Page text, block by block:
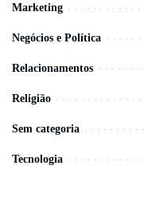
Marketing
Negócios e Política
Relacionamentos
Religião
Sem categoria
Tecnologia